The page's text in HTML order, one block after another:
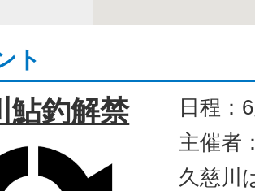
ト
鮎釣解禁
日程：
主催者
久慈川